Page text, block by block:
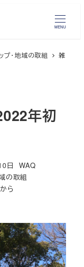
MENU
プ・地域の取組
雑
年初
日
著
者
WAQ
の取組
ら